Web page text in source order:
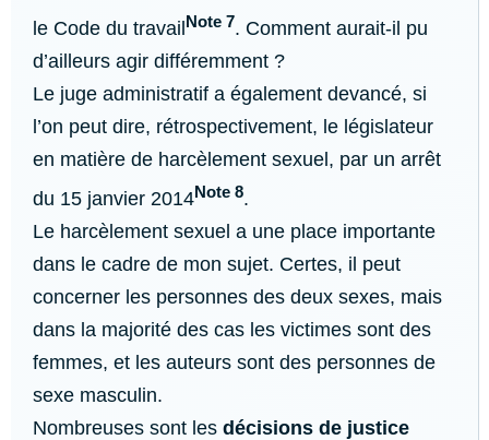
le Code du travail Note 7. Comment aurait-il pu
d’ailleurs agir différemment ?
Le juge administratif a également devancé, si
l’on peut dire, rétrospectivement, le législateur
en matière de harcèlement sexuel, par un arrêt
du 15 janvier 2014Note 8.
Le harcèlement sexuel a une place importante
dans le cadre de mon sujet. Certes, il peut
concerner les personnes des deux sexes, mais
dans la majorité des cas les victimes sont des
femmes, et les auteurs sont des personnes de
sexe masculin.
Nombreuses sont les décisions de justice